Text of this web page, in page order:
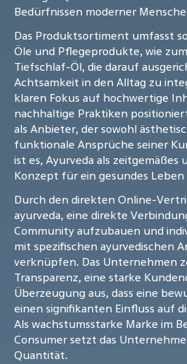
Bedürfnissen moderner
Das Produktsortiment umfasst
Öle und Pflegeprodukte, wie
Tiefschlaf-Öl, die darauf
Achtsamkeit in den Alltag zu
klaren Fokus auf hochwertige
nachhaltige Praktiken
als Anbieter, der sowohl
funktionale Ansprüche seiner
ist es, Ayurveda als zeitgemäßes
Konzept für ein gesundes
Durch den direkten Online-
ayurveda, eine direkte
Community aufzubauen und
mit spezifischen ayurvedischen
verknüpfen. Das Unternehmen
Transparenz, eine starke
Überzeugung aus, dass eine
einen signifikanten Einfluss auf
Als wachstumsstarke Marke im
Consumer setzt das
Quantität.